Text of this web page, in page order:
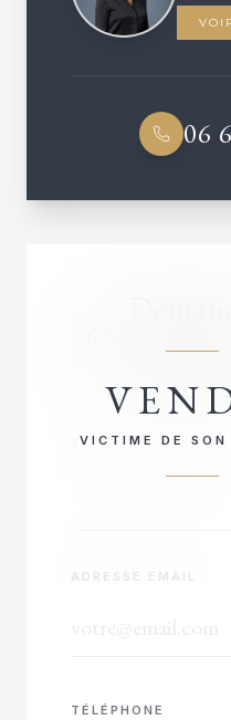
06
VICTIME DE SON
RÉPONSE
VOTRE NOM
ADRESSE EMAIL
TÉLÉPHONE